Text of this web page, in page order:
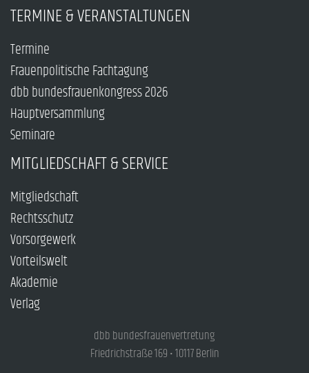
TERMINE & VERANSTALTUNGEN
Termine
Frauenpolitische Fachtagung
dbb bundesfrauenkongress 2026
Hauptversammlung
Seminare
MITGLIEDSCHAFT & SERVICE
Mitgliedschaft
Rechtsschutz
Vorsorgewerk
Vorteilswelt
Akademie
Verlag
dbb bundesfrauenvertretung
Friedrichstraße 169 • 10117 Berlin